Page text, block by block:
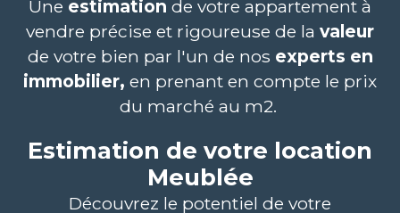
Une estimation de votre appartement à
vendre précise et rigoureuse de la valeur
de votre bien par l'un de nos experts en
immobilier, en prenant en compte le prix
du marché au m2.
Estimation de votre location
Meublée
Découvrez le potentiel de votre